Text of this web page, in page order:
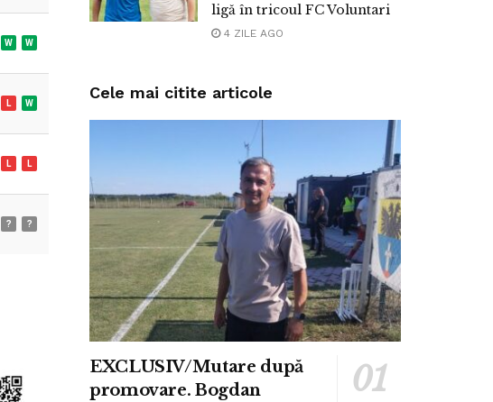
W W
L W
L L
? ?
ligă în tricoul FC Voluntari
4 ZILE AGO
Cele mai citite articole
EXCLUSIV/Mutare după
promovare. Bogdan